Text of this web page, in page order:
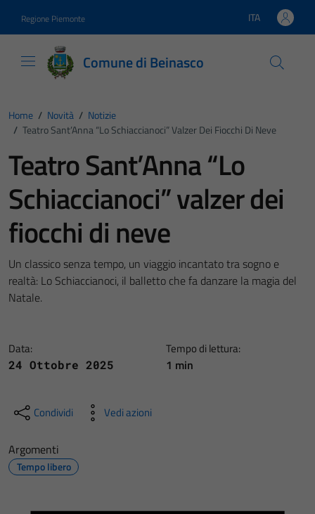
Regione Piemonte Lingua attiva:
ITA
Comune di Beinasco
Home / Novità / Notizie
/ Teatro Sant’Anna “Lo Schiaccianoci” Valzer Dei Fiocchi Di Neve
Teatro Sant’Anna “Lo
Schiaccianoci” valzer dei
fiocchi di neve
Un classico senza tempo, un viaggio incantato tra sogno e
realtà: Lo Schiaccianoci, il balletto che fa danzare la magia del
Natale.
Data:
24 Ottobre 2025
Tempo di lettura:
1 min
Condividi Vedi azioni
Argomenti
Tempo libero